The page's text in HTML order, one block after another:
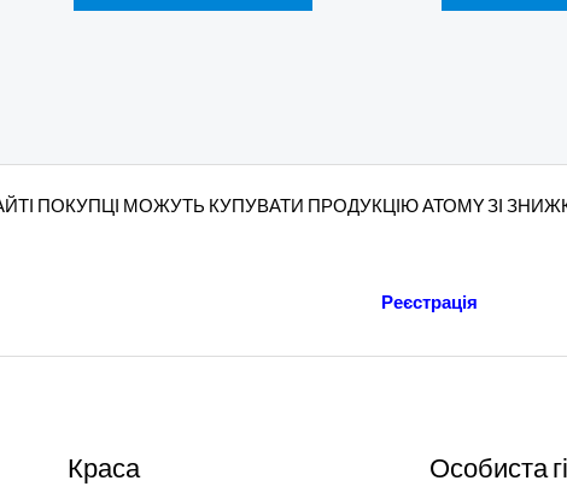
ПОКУПЦІ МОЖУТЬ КУПУВАТИ ПРОДУКЦІЮ АТОМY ЗІ
Реєстрація
Краса Особиста